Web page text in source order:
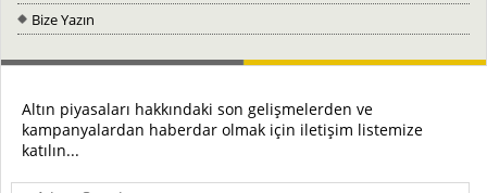
Bize Yazın
Altın piyasaları hakkındaki son gelişmelerden ve
kampanyalardan haberdar olmak için iletişim listemize
katılın...